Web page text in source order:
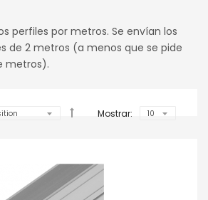
perfiles por metros. Se envían los
de 2 metros (a menos que se pide
metros).
Mostrar: